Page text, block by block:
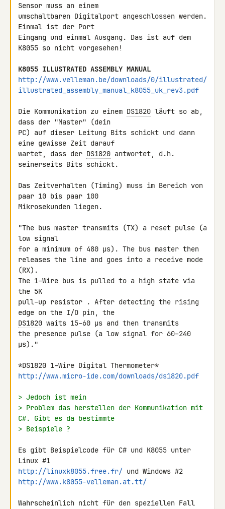
Sensor muss an einem
umschaltbaren Digitalport angeschlossen werden.
Einmal ist der Port
Eingang und einmal Ausgang. Das ist auf dem
K8055 so nicht vorgesehen!
K8055 ILLUSTRATED ASSEMBLY MANUAL
http://www.velleman.be/downloads/0/illustrated/
illustrated_assembly_manual_k8055_uk_rev3.pdf
Die Kommunikation zu einem DS1820 läuft so ab,
dass der "Master" (dein
PC) auf dieser Leitung Bits schickt und dann
eine gewisse Zeit darauf
wartet, dass der DS1820 antwortet, d.h.
seinerseits Bits schickt.
Das Zeitverhalten (Timing) muss im Bereich von
paar 10 bis paar 100
Mikrosekunden liegen.
"The bus master transmits (TX) a reset pulse (a
low signal
for a minimum of 480 µs). The bus master then
releases the line and goes into a receive mode
(RX).
The 1–Wire bus is pulled to a high state via
the 5K
pull–up resistor . After detecting the rising
DS1820 waits 15–60 µs and then transmits
the presence pulse (a low signal for 60–240
µs)."
http://www.micro-ide.com/downloads/ds1820.pdf
> Jedoch ist mein
> Problem das herstellen der Kommunikation mit
C#. Gibt es da bestimmte
> Beispiele ?
Es gibt Beispielcode für C# und K8055 unter
http://linuxk8055.free.fr/
http://www.k8055-velleman.at.tt/
Wahrscheinlich nicht für den speziellen Fall